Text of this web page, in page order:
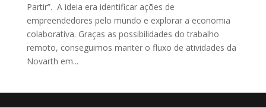
Partir”. A ideia era identificar ações de
empreendedores pelo mundo e explorar a economia
colaborativa. Graças as possibilidades do trabalho
remoto, conseguimos manter o fluxo de atividades da
Novarth em...